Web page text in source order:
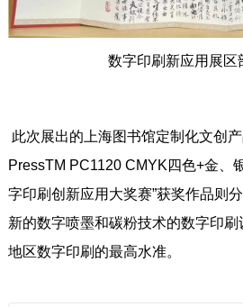
数字印刷新应用展区
此次展出的上海图书馆定制化文创
PressTM PC1120 CMYK四色+金、
字印刷创新应用大奖赛”获奖作品则
新的数字喷墨和碳粉技术的数字印
地区数字印刷的最高水准。